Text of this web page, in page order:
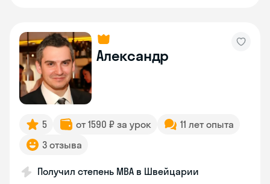
Александр
5 от 1590 ₽ за урок
11 лет опыта
3 отзыва
Получил степень MBA в Швейцарии